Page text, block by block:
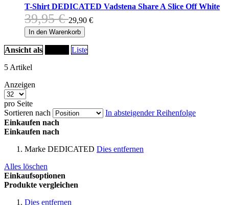
T-Shirt DEDICATED Vadstena Share A Slice Off White
39,95 € 29,90 €
In den Warenkorb
Ansicht als
Liste
5 Artikel
Anzeigen
pro Seite
Sortieren nach
In absteigender Reihenfolge
Einkaufen nach
Einkaufen nach
Marke DEDICATED Dies entfernen
Alles löschen
Einkaufsoptionen
Produkte vergleichen
Dies entfernen